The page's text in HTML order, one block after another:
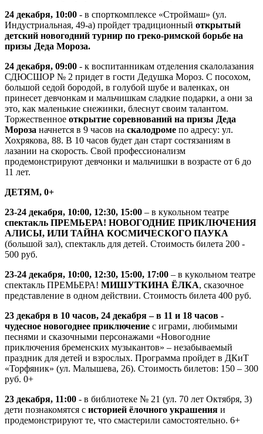
24 декабря, 10:00 - в спорткомплексе «Строймаш» (ул.
Индустриальная, 49-а) пройдет традиционный открытый
детский новогодний турнир по греко-римской борьбе на
призы Деда Мороза.
24 декабря, 09:00 - к воспитанникам отделения скалолазания
СДЮСШОР № 2 придет в гости Дедушка Мороз. С посохом,
большой седой бородой, в голубой шубе и валенках, он
принесет девчонкам и мальчишкам сладкие подарки, а они за
это, как маленькие снежинки, блеснут своим талантом.
Торжественное открытие соревнований на призы Деда
Мороза начнется в 9 часов на скалодроме по адресу: ул.
Хохрякова, 88. В 10 часов будет дан старт состязаниям в
лазании на скорость. Свой профессионализм
продемонстрируют девчонки и мальчишки в возрасте от 6 до
11 лет.
ДЕТЯМ, 0+
23-24 декабря, 10:00, 12:30, 15:00 – в кукольном театре
спектакль ПРЕМЬЕРА! НОВОГОДНИЕ ПРИКЛЮЧЕНИЯ
АЛИСЫ, ИЛИ ТАЙНА КОСМИЧЕСКОГО ПАУКА
(большой зал), спектакль для детей. Стоимость билета 200 -
500 руб.
23-24 декабря, 10:00, 12:30, 15:00, 17:00 – в кукольном театре
спектакль ПРЕМЬЕРА! МИШУТКИНА ЁЛКА, сказочное
представление в одном действии. Стоимость билета 400 руб.
23 декабря в 10 часов, 24 декабря – в 11 и 18 часов -
чудесное новогоднее приключение с играми, любимыми
песнями и сказочными персонажами «Новогодние
приключения бременских музыкантов» – незабываемый
праздник для детей и взрослых. Программа пройдет в ДКиТ
«Торфяник» (ул. Малышева, 26). Стоимость билетов: 150 – 300
руб. 0+
23 декабря, 11:00 - в библиотеке № 21 (ул. 70 лет Октября, 3)
дети познакомятся с историей ёлочного украшения и
продемонстрируют те, что смастерили самостоятельно. 6+